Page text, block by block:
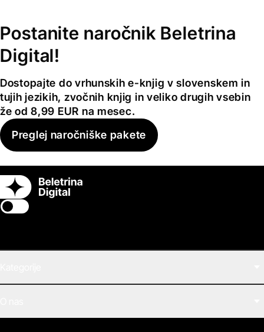
Postanite naročnik Beletrina
Digital!
Dostopajte do vrhunskih e-knjig v slovenskem in
tujih jezikih, zvočnih knjig in veliko drugih vsebin
že od 8,99 EUR na mesec.
Preglej naročniške pakete
Switch theme
Zvočne knjige